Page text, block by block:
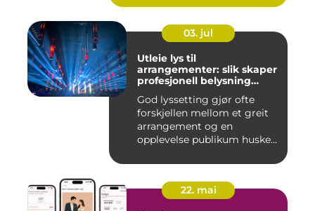
03. jul
Utleie lys til
arrangementer: slik skaper
profesjonell belysning
God lyssetting gjør ofte
forskjellen mellom et greit
arrangement og en
opplevelse publikum husker
22. mai